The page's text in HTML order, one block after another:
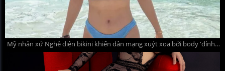
Mỹ nhân xứ Nghệ diện bikini khiến dân mạng xuýt xoa bởi body 'đỉnh chóp', nhan sắc không hề lép vế chị gái sở hữu 'thành tích khủng'